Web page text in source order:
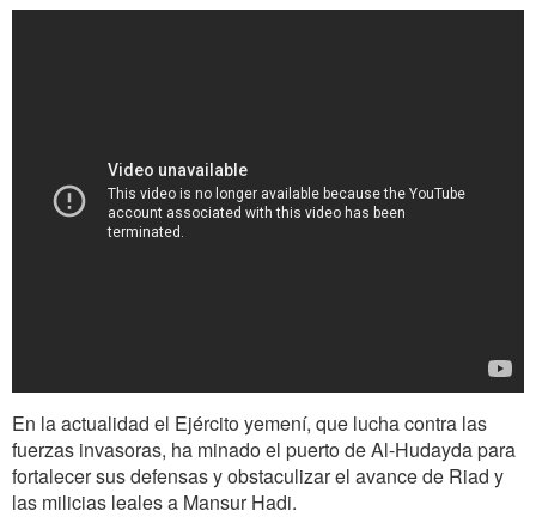
En la actualidad el Ejército yemení, que lucha contra las
fuerzas invasoras, ha minado el puerto de Al-Hudayda para
fortalecer sus defensas y obstaculizar el avance de Riad y
las milicias leales a Mansur Hadi.